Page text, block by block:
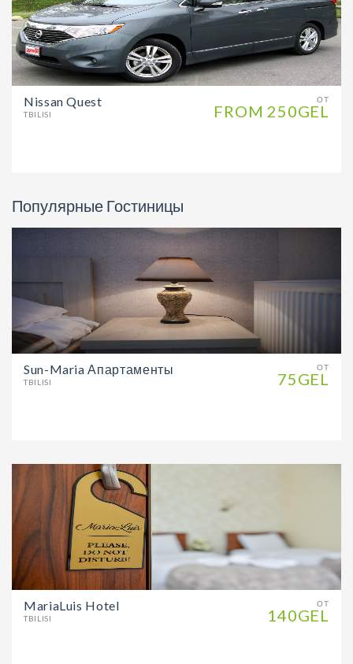
ОТ
FROM 250GEL
Nissan Quest
TBILISI
Популярные Гостиницы
ОТ
75GEL
Sun-Maria Апартаменты
TBILISI
ОТ
140GEL
MariaLuis Hotel
TBILISI